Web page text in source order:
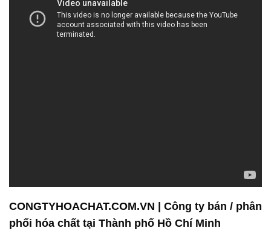
CONGTYHOACHAT.COM.VN | Công ty bán / phân
phối hóa chất tại Thành phố Hồ Chí Minh